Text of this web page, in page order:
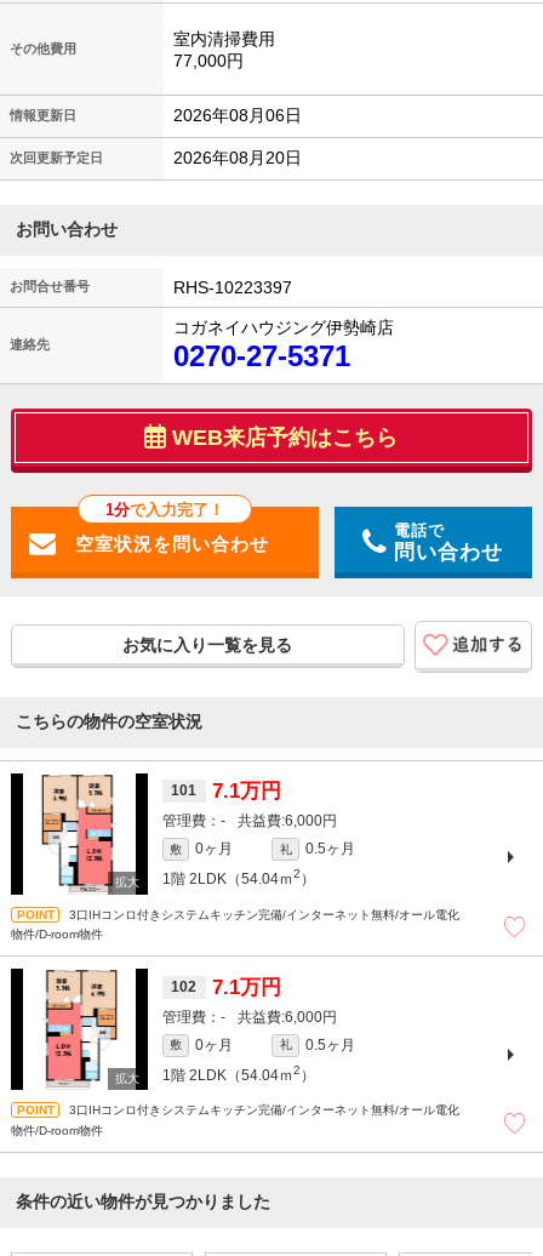
その他費用
室内清掃費用
77,000円
情報更新日 2026年08月06日
次回更新予定日 2026年08月20日
お問い合わせ
お問合せ番号 RHS-10223397
連絡先
コガネイハウジング伊勢崎店
0270-27-5371
WEB来店予約はこちら
1分で入力完了！
電話で
問い合わせ
お気に入り一覧を見る
こちらの物件の空室状況
101 7.1万円
- 6,000円
敷 0ヶ月 礼
0.5ヶ月
1階 2LDK（54.04ｍ2 ）
3口IHコンロ付きシステムキッチン完備/インターネット無料/オール電化
物件/D-room物件
102 7.1万円
- 6,000円
敷 0ヶ月 礼
0.5ヶ月
1階 2LDK（54.04ｍ2 ）
3口IHコンロ付きシステムキッチン完備/インターネット無料/オール電化
物件/D-room物件
条件の近い物件が見つかりました